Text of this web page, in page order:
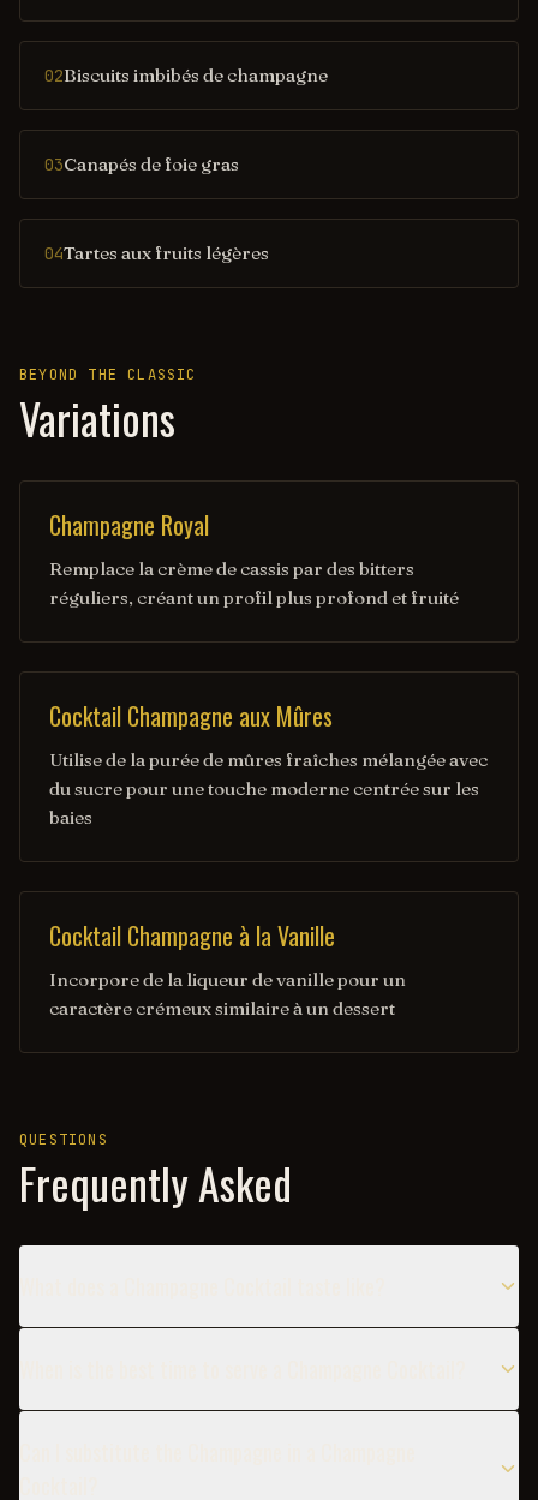
02Biscuits imbibés de champagne
03Canapés de foie gras
04Tartes aux fruits légères
BEYOND THE CLASSIC
Variations
Champagne Royal
Remplace la crème de cassis par des bitters
réguliers, créant un profil plus profond et fruité
Cocktail Champagne aux Mûres
Utilise de la purée de mûres fraîches mélangée avec
du sucre pour une touche moderne centrée sur les
baies
Cocktail Champagne à la Vanille
Incorpore de la liqueur de vanille pour un
caractère crémeux similaire à un dessert
QUESTIONS
Frequently Asked